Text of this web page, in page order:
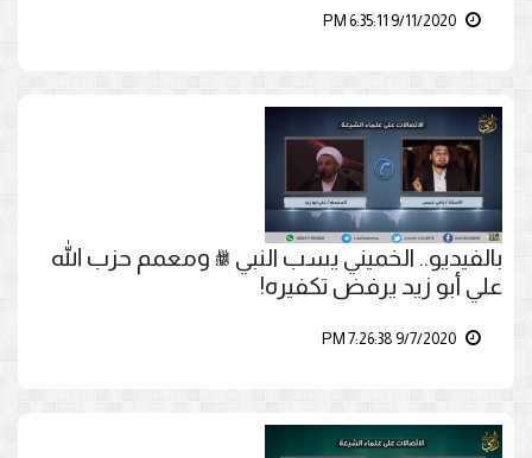
بالفيديو.. الخميني يسب النبي ﷺ ومعمم حزب الله
علي أبو زيد يرفض تكفيره!